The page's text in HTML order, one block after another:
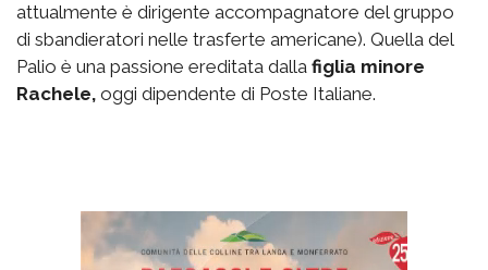
attualmente è dirigente accompagnatore del gruppo
di sbandieratori nelle trasferte americane). Quella del
Palio è una passione ereditata dalla figlia minore
Rachele, oggi dipendente di Poste Italiane.